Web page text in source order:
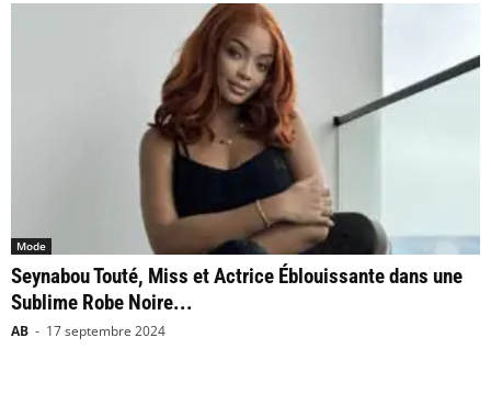
Mode
Seynabou Touté, Miss et Actrice Éblouissante dans une
Sublime Robe Noire...
AB - 17 septembre 2024